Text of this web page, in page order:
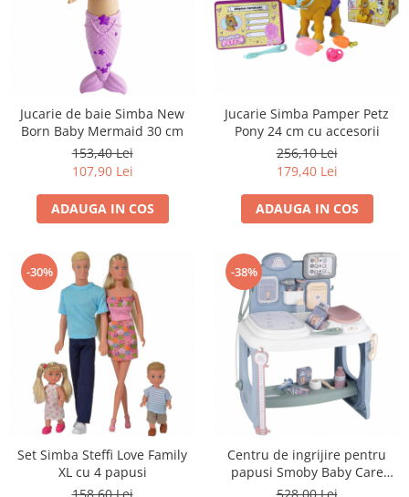
Jucarie de baie Simba New
Born Baby Mermaid 30 cm
153,40 Lei
107,90 Lei
ADAUGA IN COS
Jucarie Simba Pamper Petz
Pony 24 cm cu accesorii
256,10 Lei
179,40 Lei
ADAUGA IN COS
-30%
Set Simba Steffi Love Family
XL cu 4 papusi
-38%
Centru de ingrijire pentru
papusi Smoby Baby Care
Center albastru cu accesorii